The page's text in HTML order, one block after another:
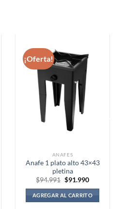
¡Oferta!
ANAFES
Anafe 1 plato alto 43×43
pletina
$94.991 El
original
era:
$94.991.
$91.990El
actual
es:
$91.990.
AGREGAR AL CARRITO